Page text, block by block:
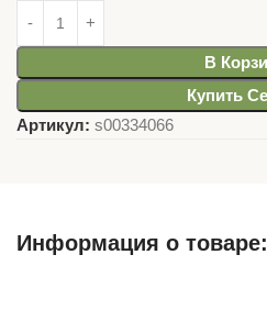
В
Купить
Артикул: s00334066
Информация о товаре: